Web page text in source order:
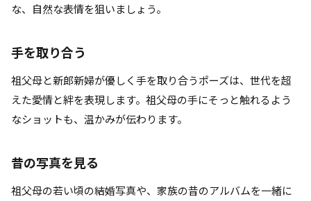
な、自然な表情を狙いましょう。
手を取り合う
祖父母と新郎新婦が優しく手を取り合うポーズは、世代を超
えた愛情と絆を表現します。祖父母の手にそっと触れるよう
なショットも、温かみが伝わります。
昔の写真を見る
祖父母の若い頃の結婚写真や、家族の昔のアルバムを一緒に